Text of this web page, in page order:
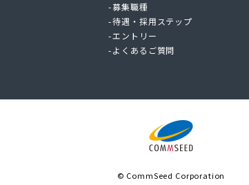
募集職種
待遇・採用ステップ
エントリー
よくあるご質問
© CommSeed Corporation